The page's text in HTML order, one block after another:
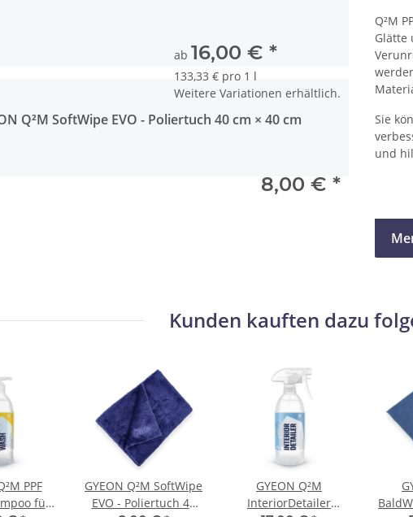
Q²M
Glätte
Sie
und
ab 16,00 € *
133,33 € pro 1 l
Weitere Variationen erhältlich.
Q²M SoftWipe EVO - Poliertuch 40 cm × 40 cm
8,00 € *
Kunden kauften dazu
PPF
für
GYEON Q²M SoftWipe
EVO - Poliertuch 40
GYEON Q²M
InteriorDetailer